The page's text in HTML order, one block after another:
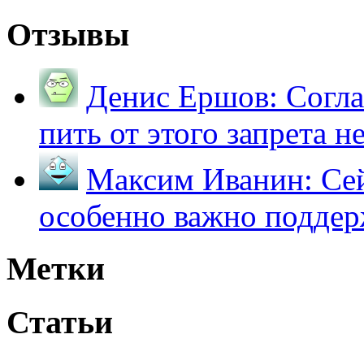
Отзывы
Денис Ершов:
пить от этого запрета
Максим Иванин:
особенно важно
Метки
Статьи